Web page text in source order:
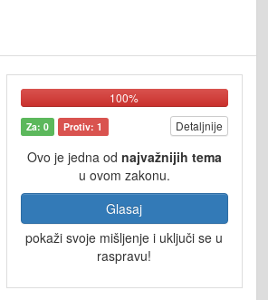
100%
Za: 0 Protiv: 1 Detaljnije
Ovo je jedna od najvažnijih tema
u ovom zakonu.
Glasaj
pokaži svoje mišljenje i uključi se u
raspravu!